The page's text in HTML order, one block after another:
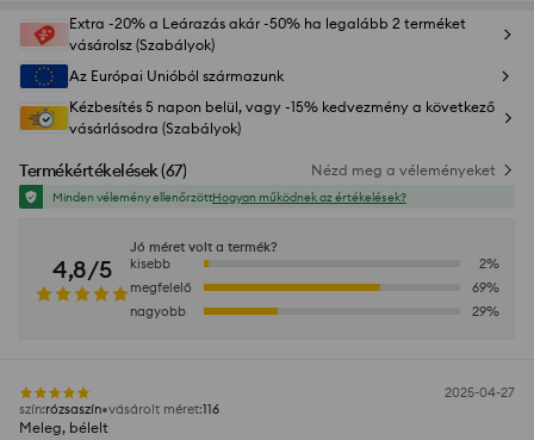
Extra -20% a Leárazás akár -50% ha legalább 2 terméket
vásárolsz (Szabályok)
Az Európai Unióból származunk
Kézbesítés 5 napon belül, vagy -15% kedvezmény a következő
vásárlásodra (Szabályok)
Termékértékelések(67) Nézd meg a véleményeket
Minden vélemény ellenőrzöttHogyan működnek az értékelések?
4,8/5
Jó méret volt a termék?
kisebb
2%
megfelelő
69%
nagyobb
29%
2025-04-27
szín:rózsaszín vásárolt méret:116
Meleg, bélelt